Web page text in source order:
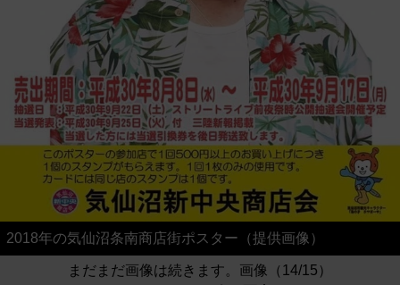
2018年の気仙沼条南商店街ポスター（提供画像）
まだまだ画像は続きます。画像（14/15）